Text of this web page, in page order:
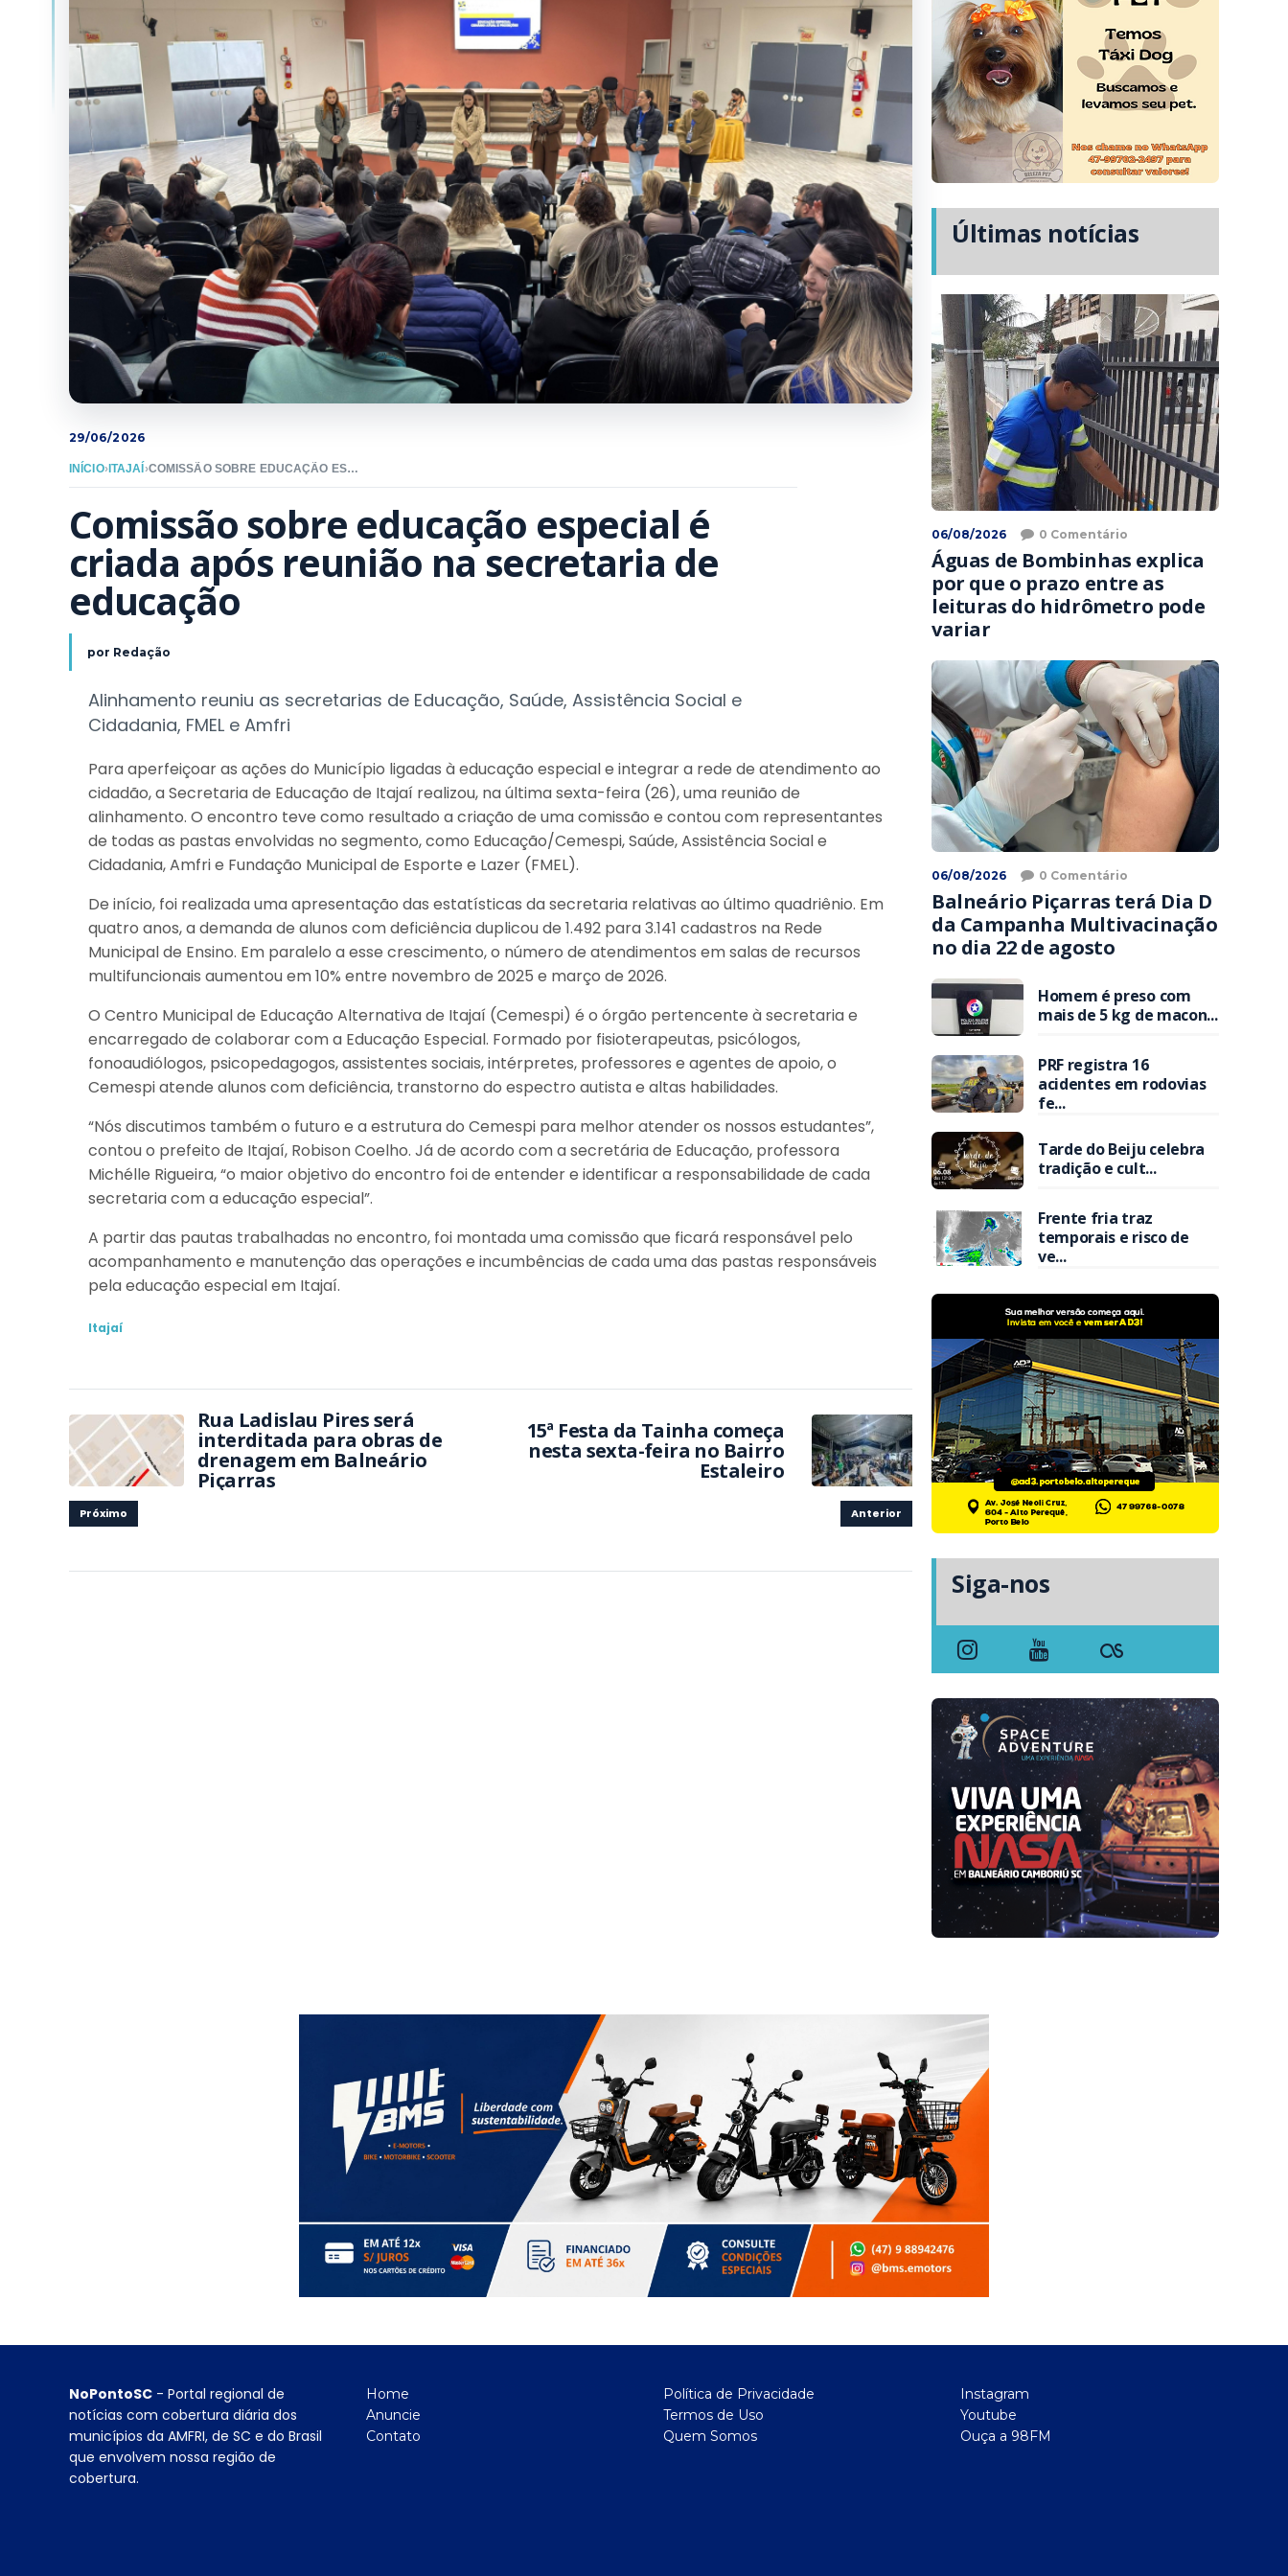
29/06/2026
INÍCIO›ITAJAÍ › COMISSÃO SOBRE EDUCAÇÃO ESPECIAL É CRIADA APÓS REUNIÃO NA SECRETARIA DE EDUCAÇÃO
Comissão sobre educação especial é
criada após reunião na secretaria de
educação
por Redação
Alinhamento reuniu as secretarias de Educação, Saúde, Assistência Social e
Cidadania, FMEL e Amfri
Para aperfeiçoar as ações do Município ligadas à educação especial e integrar a rede de atendimento ao
cidadão, a Secretaria de Educação de Itajaí realizou, na última sexta-feira (26), uma reunião de
alinhamento. O encontro teve como resultado a criação de uma comissão e contou com representantes
de todas as pastas envolvidas no segmento, como Educação/Cemespi, Saúde, Assistência Social e
Cidadania, Amfri e Fundação Municipal de Esporte e Lazer (FMEL).
De início, foi realizada uma apresentação das estatísticas da secretaria relativas ao último quadriênio. Em
quatro anos, a demanda de alunos com deficiência duplicou de 1.492 para 3.141 cadastros na Rede
Municipal de Ensino. Em paralelo a esse crescimento, o número de atendimentos em salas de recursos
multifuncionais aumentou em 10% entre novembro de 2025 e março de 2026.
O Centro Municipal de Educação Alternativa de Itajaí (Cemespi) é o órgão pertencente à secretaria e
encarregado de colaborar com a Educação Especial. Formado por fisioterapeutas, psicólogos,
fonoaudiólogos, psicopedagogos, assistentes sociais, intérpretes, professores e agentes de apoio, o
Cemespi atende alunos com deficiência, transtorno do espectro autista e altas habilidades.
“Nós discutimos também o futuro e a estrutura do Cemespi para melhor atender os nossos estudantes”,
contou o prefeito de Itajaí, Robison Coelho. Já de acordo com a secretária de Educação, professora
Michélle Rigueira, “o maior objetivo do encontro foi de entender e identificar a responsabilidade de cada
secretaria com a educação especial”.
A partir das pautas trabalhadas no encontro, foi montada uma comissão que ficará responsável pelo
acompanhamento e manutenção das operações e incumbências de cada uma das pastas responsáveis
pela educação especial em Itajaí.
Itajaí
Rua Ladislau Pires será
interditada para obras de
drenagem em Balneário
Piçarras
Próximo
15ª Festa da Tainha começa
nesta sexta-feira no Bairro
Estaleiro
Anterior
Últimas notícias
06/08/2026 0 Comentário
Águas de Bombinhas explica
por que o prazo entre as
leituras do hidrômetro pode
variar
06/08/2026 0 Comentário
Balneário Piçarras terá Dia D
da Campanha Multivacinação
no dia 22 de agosto
Homem é preso com
mais de 5 kg de macon...
PRF registra 16
acidentes em rodovias
fe...
Tarde do Beiju celebra
tradição e cult...
Frente fria traz
temporais e risco de
ve...
Siga-nos
NoPontoSC - Portal regional de
notícias com cobertura diária dos
municípios da AMFRI, de SC e do Brasil
que envolvem nossa região de
cobertura.
Home
Anuncie
Contato
Política de Privacidade
Termos de Uso
Quem Somos
Instagram
Youtube
Ouça a 98FM